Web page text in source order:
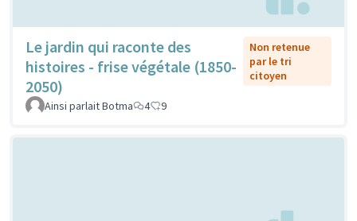
Le jardin qui raconte des
histoires - frise végétale (1850-
2050)
Non retenue
par le tri
citoyen
Ainsi parlait Botma 4 9